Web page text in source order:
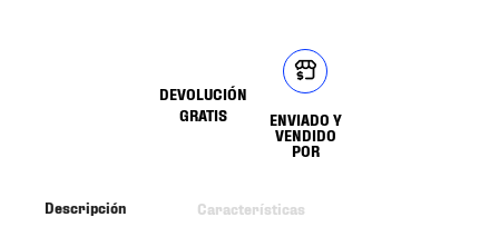
DEVOLUCIÓN
GRATIS
ENVIADO Y
VENDIDO
POR
Descripción Características